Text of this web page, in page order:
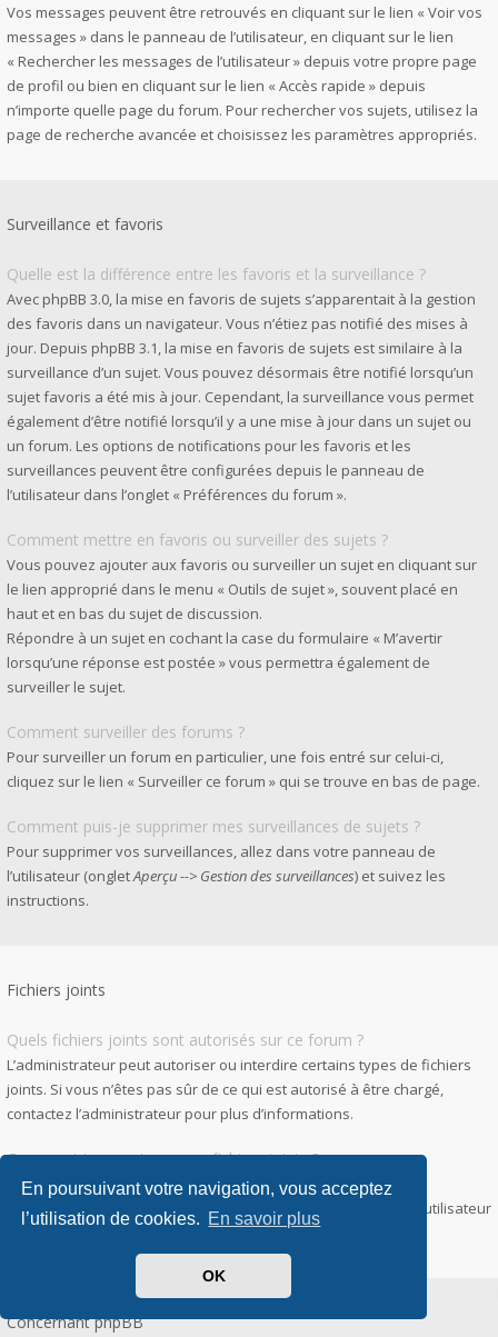
En poursuivant votre navigation, vous acceptez
l’utilisation de cookies. En savoir plus
OK
Vos messages peuvent être retrouvés en cliquant sur le lien « Voir vos
messages » dans le panneau de l’utilisateur, en cliquant sur le lien
« Rechercher les messages de l’utilisateur » depuis votre propre page
de profil ou bien en cliquant sur le lien « Accès rapide » depuis
n’importe quelle page du forum. Pour rechercher vos sujets, utilisez la
page de recherche avancée et choisissez les paramètres appropriés.
Surveillance et favoris
Quelle est la différence entre les favoris et la surveillance ?
Avec phpBB 3.0, la mise en favoris de sujets s’apparentait à la gestion
des favoris dans un navigateur. Vous n’étiez pas notifié des mises à
jour. Depuis phpBB 3.1, la mise en favoris de sujets est similaire à la
surveillance d’un sujet. Vous pouvez désormais être notifié lorsqu’un
sujet favoris a été mis à jour. Cependant, la surveillance vous permet
également d’être notifié lorsqu’il y a une mise à jour dans un sujet ou
un forum. Les options de notifications pour les favoris et les
surveillances peuvent être configurées depuis le panneau de
l’utilisateur dans l’onglet « Préférences du forum ».
Comment mettre en favoris ou surveiller des sujets ?
Vous pouvez ajouter aux favoris ou surveiller un sujet en cliquant sur
le lien approprié dans le menu « Outils de sujet », souvent placé en
haut et en bas du sujet de discussion.
Répondre à un sujet en cochant la case du formulaire « M’avertir
lorsqu’une réponse est postée » vous permettra également de
surveiller le sujet.
Comment surveiller des forums ?
Pour surveiller un forum en particulier, une fois entré sur celui-ci,
cliquez sur le lien « Surveiller ce forum » qui se trouve en bas de page.
Comment puis-je supprimer mes surveillances de sujets ?
Pour supprimer vos surveillances, allez dans votre panneau de
l’utilisateur (ongletAperçu --> Gestion des surveillances) et suivez les
instructions.
Fichiers joints
Quels fichiers joints sont autorisés sur ce forum ?
L’administrateur peut autoriser ou interdire certains types de fichiers
joints. Si vous n’êtes pas sûr de ce qui est autorisé à être chargé,
contactez l’administrateur pour plus d’informations.
Comment trouver tous mes fichiers joints ?
Pour accéder à la liste des fichiers que vous avez joints à vos
messages et messages privés, allez dans votre panneau de l’utilisateur
Concernant phpBB